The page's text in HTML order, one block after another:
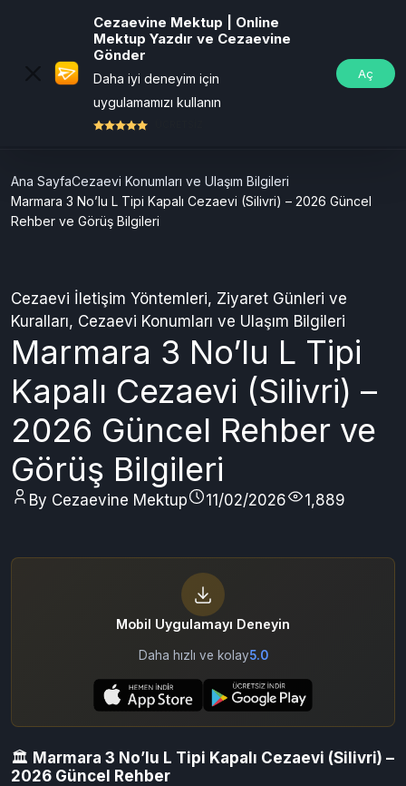
Cezaevine Mektup | Online
Mektup Yazdır ve Cezaevine
Gönder
Daha iyi deneyim için
uygulamamızı kullanın
Aç
Ana SayfaCezaevi Konumları ve Ulaşım Bilgileri
Marmara 3 No’lu L Tipi Kapalı Cezaevi (Silivri) – 2026 Güncel
Rehber ve Görüş Bilgileri
Cezaevi İletişim Yöntemleri, Ziyaret Günleri ve
Kuralları, Cezaevi Konumları ve Ulaşım Bilgileri
Marmara 3 No’lu L Tipi
Kapalı Cezaevi (Silivri) –
2026 Güncel Rehber ve
Görüş Bilgileri
By Cezaevine Mektup 11/02/2026 1,889
Mobil Uygulamayı Deneyin
Daha hızlı ve kolay5.0
🏛️ Marmara 3 No’lu L Tipi Kapalı Cezaevi (Silivri) –
2026 Güncel Rehber